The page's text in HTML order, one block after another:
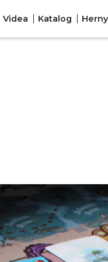
Videa Katalog Herny